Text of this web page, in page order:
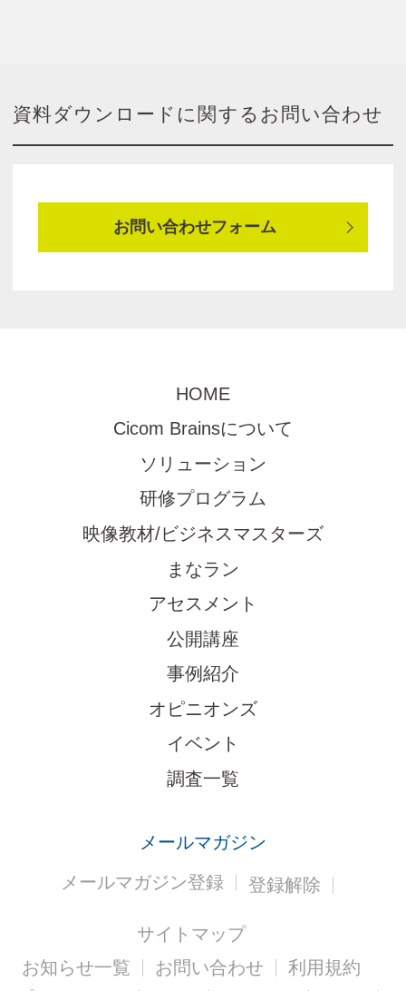
資料ダウンロードに関するお問い合わせ
お問い合わせフォーム
HOME
Cicom Brainsについて
ソリューション
研修プログラム
映像教材/ビジネスマスターズ
まなラン
アセスメント
公開講座
事例紹介
オピニオンズ
イベント
調査一覧
メールマガジン
メールマガジン登録
登録解除
サイトマップ
お知らせ一覧
お問い合わせ
利用規約